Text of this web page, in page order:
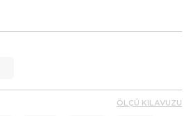
ÖLÇÜ KILAVUZU